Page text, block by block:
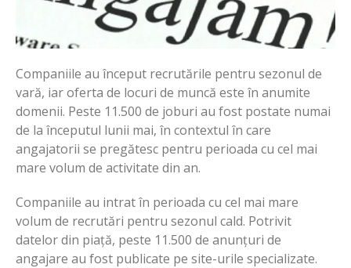
Companiile au început recrutările pentru sezonul de
vară, iar oferta de locuri de muncă este în anumite
domenii. Peste 11.500 de joburi au fost postate numai
de la începutul lunii mai, în contextul în care
angajatorii se pregătesc pentru perioada cu cel mai
mare volum de activitate din an.
Companiile au intrat în perioada cu cel mai mare
volum de recrutări pentru sezonul cald. Potrivit
datelor din piață, peste 11.500 de anunțuri de
angajare au fost publicate pe site-urile specializate.